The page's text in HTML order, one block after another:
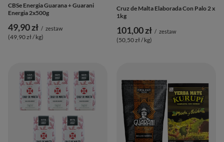
CBSe Energia Guarana + Guarani
Energia 2x500g
49,90 zł / zestaw
(49,90 zł / kg)
Cruz de Malta Elaborada Con Palo 2 x
1kg
101,00 zł / zestaw
(50,50 zł / kg)